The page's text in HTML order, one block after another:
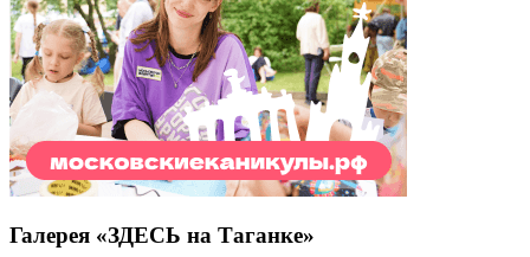
Галерея «ЗДЕСЬ на Таганке»